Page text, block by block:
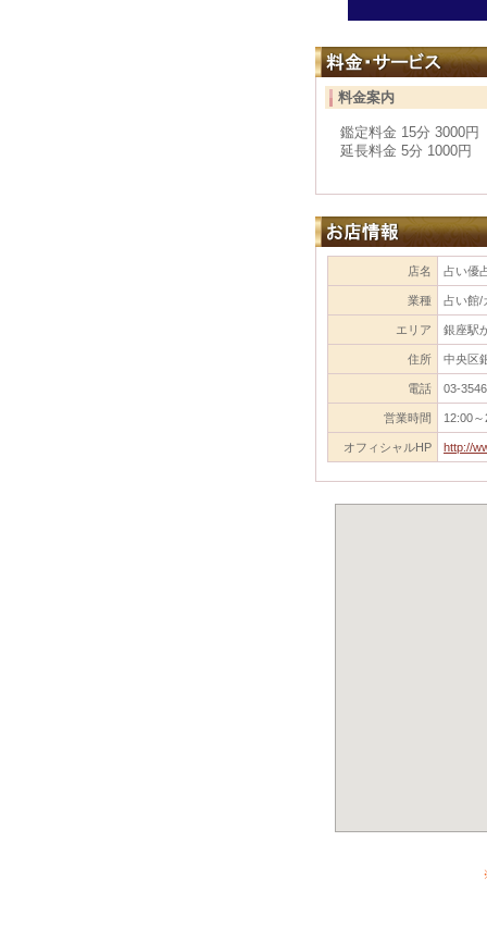
料金案内
鑑定料金 15分 3000円
延長料金 5分 1000円
店名 占い優
業種 占い館/
エリア 銀座駅
住所 中央区
電話 03-
営業時間 12:00
オフィシャルHP http://